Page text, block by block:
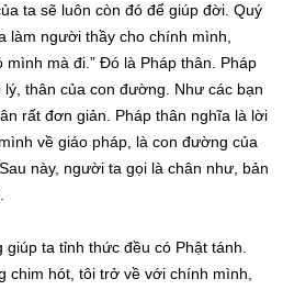
ta sẽ luôn còn đó để giúp đời. Quý
làm người thầy cho chính mình,
mà đi.” Đó là Pháp thân. Pháp
thân của con đường. Như các bạn
rất đơn giản. Pháp thân nghĩa là lời
về giáo pháp, là con đường của
này, người ta gọi là chân như, bản
ta tỉnh thức đều có Phật tánh.
chim hót, tôi trở về với chính mình,